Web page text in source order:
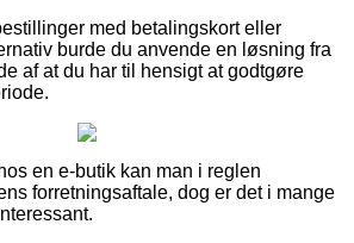
med betalingskort eller
burde du anvende en løsning fra
af at du har til hensigt at godtgøre
en e-butik kan man i reglen
forretningsaftale, dog er det i mange